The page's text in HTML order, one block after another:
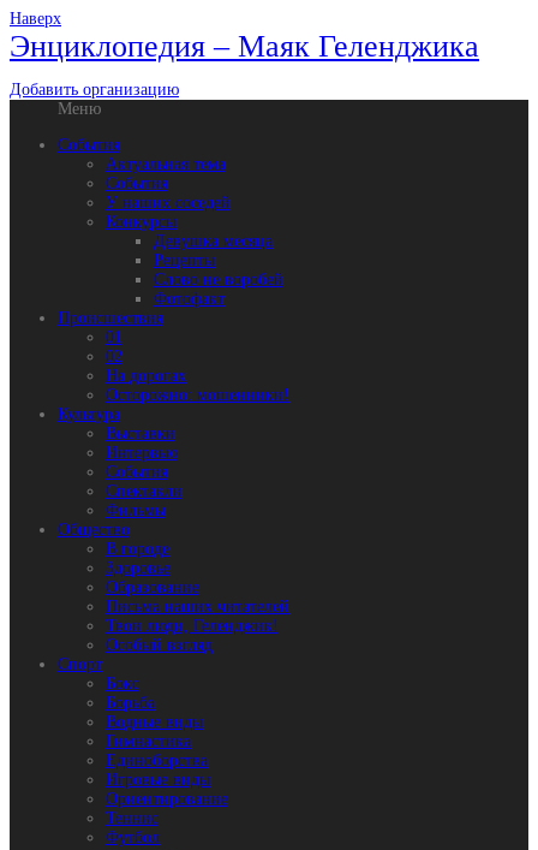
Наверх
Энциклопедия – Маяк Геленджика
Добавить организацию
Меню
События
Актуальная тема
События
У наших соседей
Конкурсы
Девушка месяца
Рецепты
Слово не воробей
Фотофакт
Происшествия
01
02
На дорогах
Осторожно: мошенники!
Культура
Выставки
Интервью
События
Спектакли
Фильмы
Общество
В городе
Здоровье
Образование
Письма наших читателей
Твои люди, Геленджик!
Особый взгляд
Спорт
Бокс
Борьба
Водные виды
Гимнастика
Единоборства
Игровые виды
Ориентирование
Теннис
Футбол